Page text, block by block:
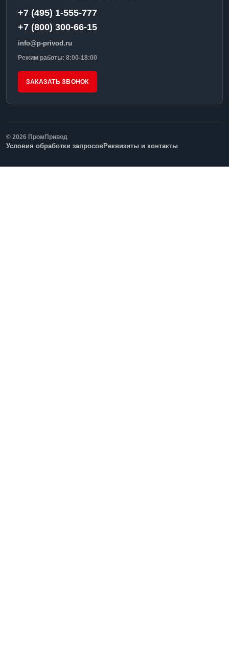
+7 (495) 1-555-777
+7 (800) 300-66-15
info@p-privod.ru
Режим работы: 8:00-18:00
ЗАКАЗАТЬ ЗВОНОК
© 2026 ПромПривод
Условия обработки запросовРеквизиты и контакты